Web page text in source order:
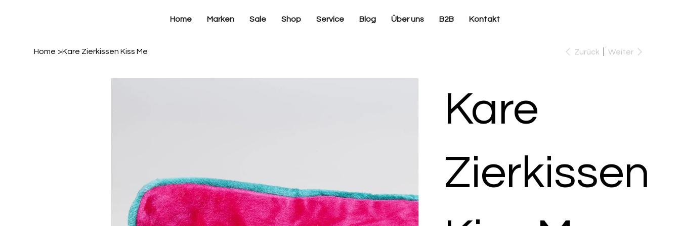
Home Marken Sale Shop Service Blog Über uns B2B Kontakt
Home >Kare Zierkissen Kiss Me Zurück Weiter
Kare
Zierkissen